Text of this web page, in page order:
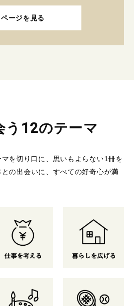
ページを見る
う12のテーマ
を切り口に、思いもよらない1冊を
の出会いに、すべての好奇心が満